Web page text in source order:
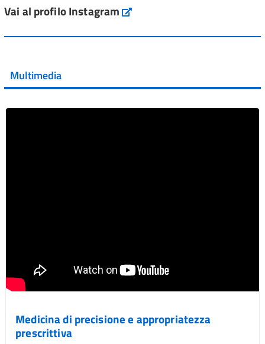
Vai al post →
Vai al post →
Vai al profilo Instagram Instagram
Multimedia
Medicina di precisione e appropriatezza
prescrittiva